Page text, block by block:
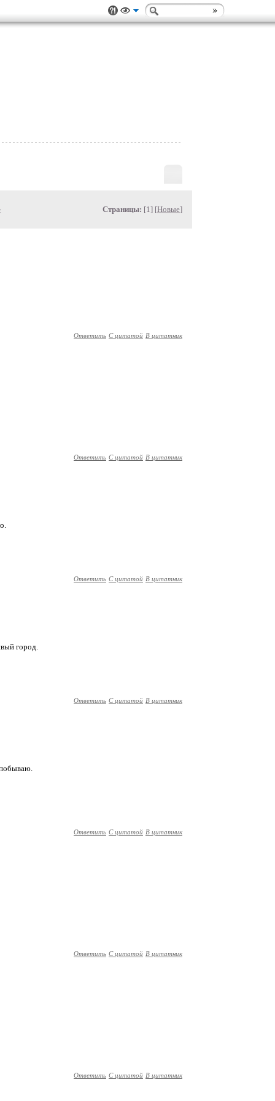
Страницы: [1] [Новые]
Ответить С цитатой В цитатник
Ответить С цитатой В цитатник
Ответить С цитатой В цитатник
город.
Ответить С цитатой В цитатник
Ответить С цитатой В цитатник
Ответить С цитатой В цитатник
Ответить С цитатой В цитатник